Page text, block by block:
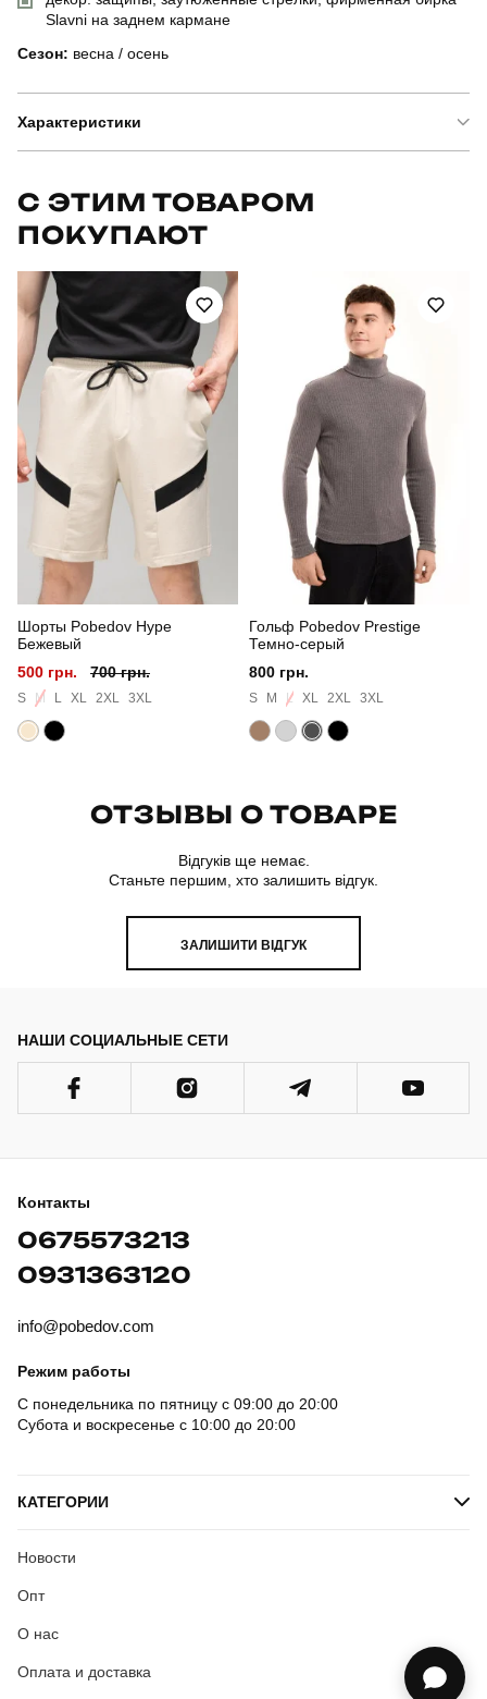
Slavni на заднем кармане
Сезон: весна / осень
Характеристики
Артикул
Призначення для повсякденного носіння
Стиль повсякденний
Сезон весна-осінь
Склад тканини 50% віскоза, 40% поліестер, 10% еластан
Країна - виробник
С ЭТИМ ТОВАРОМ
ПОКУПАЮТ
Шорты Pobedov Hype
Бежевый
500 грн.
700 грн.
S M L XL 2XL 3XL
Гольф Pobedov Prestige
Темно-серый
800 грн.
S M L XL 2XL 3XL
ОТЗЫВЫ О ТОВАРЕ
Відгуків ще немає.
Станьте першим, хто залишить відгук.
ЗАЛИШИТИ ВІДГУК
НАШИ СОЦИАЛЬНЫЕ СЕТИ
Контакты
0675573213
0931363120
info@pobedov.com
Режим работы
С понедельника по пятницу с 09:00 до 20:00
Субота и воскресенье с 10:00 до 20:00
КАТЕГОРИИ
Новости
Опт
О нас
Оплата и доставка